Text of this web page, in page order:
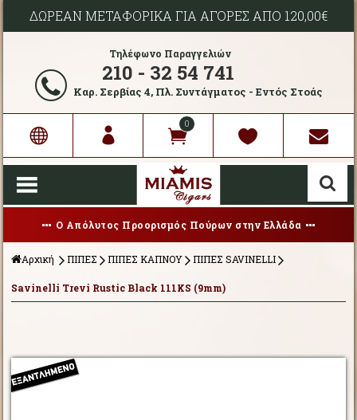
ΔΩΡΕΑΝ ΜΕΤΑΦΟΡΙΚΑ ΓΙΑ ΑΓΟΡΕΣ ΑΠΟ 120,00€
Τηλέφωνο Παραγγελιών
210 - 32 54 741
Καρ. Σερβίας 4, Πλ. Συντάγματος - Εντός Στοάς
0
Ο Απόλυτος Προορισμός Πούρων στην Ελλάδα
Αρχική ΠΙΠΕΣ ΠΙΠΕΣ ΚΑΠΝΟΥ ΠΙΠΕΣ SAVINELLI
Savinelli Trevi Rustic Black 111KS (9mm)